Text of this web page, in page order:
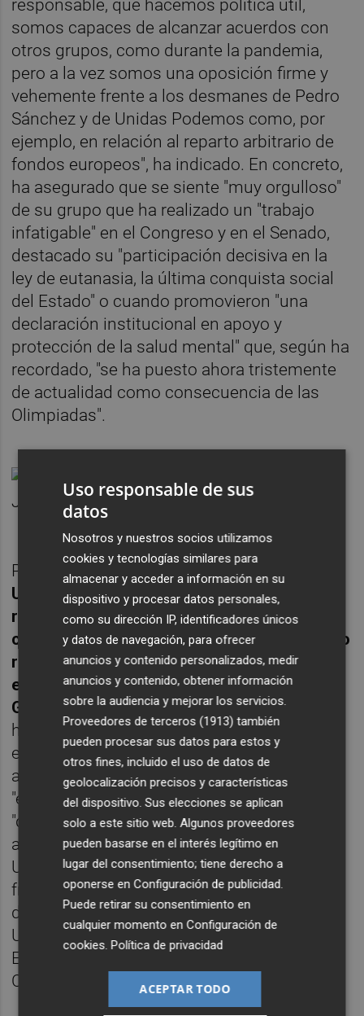
responsable, que hacemos política útil,
somos capaces de alcanzar acuerdos con
otros grupos, como durante la pandemia,
pero a la vez somos una oposición firme y
vehemente frente a los desmanes de Pedro
Sánchez y de Unidas Podemos como, por
ejemplo, en relación al reparto arbitrario de
fondos europeos", ha indicado. En concreto,
ha asegurado que se siente "muy orgulloso"
de su grupo que ha realizado un "trabajo
infatigable" en el Congreso y en el Senado,
destacado su "participación decisiva en la
ley de eutanasia, la última conquista social
del Estado" o cuando promovieron "una
declaración institucional en apoyo y
protección de la salud mental" que, según ha
recordado, "se ha puesto ahora tristemente
de actualidad como consecuencia de las
Olimpiadas".
Por otra parte,
ha lamentado que PSOE y
Unidas Podemos les "pasaron el rodillo" en
relación con su ley de lucha contra la
corrupción y de protección al denunciante o
respecto de su proyecto despolitizar la
elección de los miembros del Consejo
General del Poder Judicial (CGPJ).Si bien,
ha prometido que Cs volverá a presentar
estas proposiciones de ley para que salgan
adelante. Asimismo, ha ensalzado el trabajo
"encomiable" de su grupo, por ejemplo,
"denunciando ante la Comisión Europea la
aplicación de los fondos a la compañía Plus
Ultra; con la "histórica declaración sobre la
frontera de Ceuta" o "denunciando el intento
de politización de la Justicia que el PSOE y
Unidas Podemos han tratado de imponer en
España en relación con los vocales del
CGPJ".
Uso responsable de sus
datos
Nosotros y nuestros socios utilizamos
cookies y tecnologías similares para
almacenar y acceder a información en su
dispositivo y procesar datos personales,
como su dirección IP, identificadores únicos
y datos de navegación, para ofrecer
anuncios y contenido personalizados, medir
anuncios y contenido, obtener información
sobre la audiencia y mejorar los servicios.
Proveedores de terceros (1913) también
pueden procesar sus datos para estos y
otros fines, incluido el uso de datos de
geolocalización precisos y características
del dispositivo. Sus elecciones se aplican
solo a este sitio web. Algunos proveedores
pueden basarse en el interés legítimo en
lugar del consentimiento; tiene derecho a
oponerse enConfiguración de publicidad
Puede retirar su consentimiento en
cualquier momento enConfiguración de
cookies .Política de privacidad
ACEPTAR TODO